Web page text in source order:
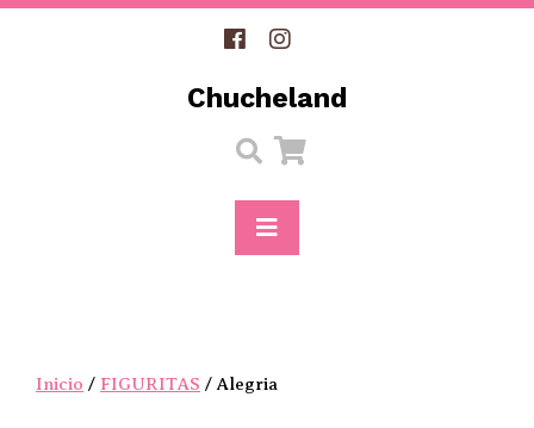
Skip
Chucheland
Inicio / FIGURITAS / Alegria